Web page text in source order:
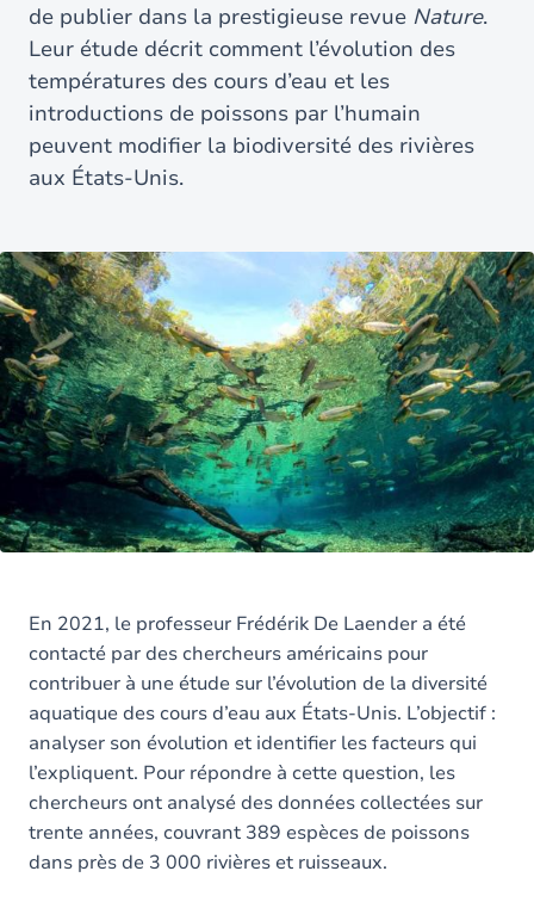
de publier dans la prestigieuse revue Nature.
Leur étude décrit comment l’évolution des
températures des cours d’eau et les
introductions de poissons par l’humain
peuvent modifier la biodiversité des rivières
aux États-Unis.
En 2021, le professeur Frédérik De Laender a été
contacté par des chercheurs américains pour
contribuer à une étude sur l’évolution de la diversité
aquatique des cours d’eau aux États-Unis. L’objectif :
analyser son évolution et identifier les facteurs qui
l’expliquent. Pour répondre à cette question, les
chercheurs ont analysé des données collectées sur
trente années, couvrant 389 espèces de poissons
dans près de 3 000 rivières et ruisseaux.